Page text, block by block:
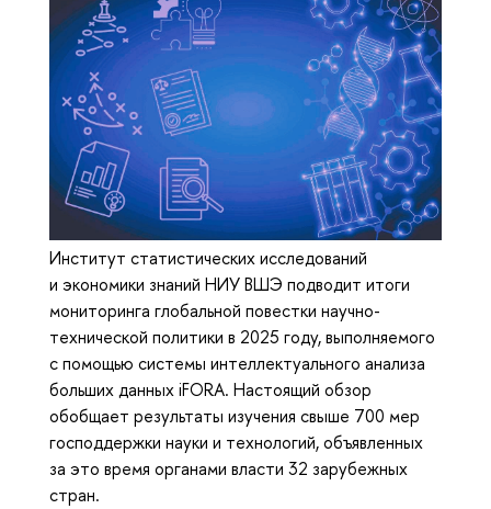
Институт статистических исследований
и экономики знаний НИУ ВШЭ подводит итоги
мониторинга глобальной повестки научно-
технической политики в 2025 году, выполняемого
с помощью системы интеллектуального анализа
больших данных iFORA. Настоящий обзор
обобщает результаты изучения свыше 700 мер
господдержки науки и технологий, объявленных
за это время органами власти 32 зарубежных
стран.